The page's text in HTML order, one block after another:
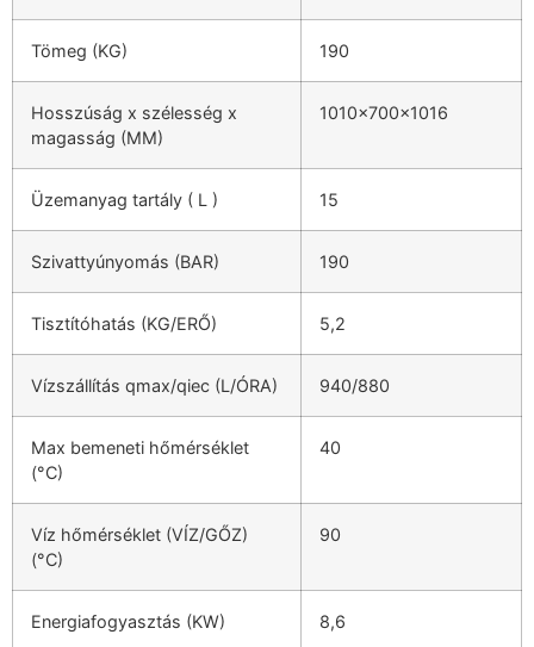
Tömeg (KG) 190
Hosszúság x szélesség x
magasság (MM)
1010x700x1016
Üzemanyag tartály ( L ) 15
Szivattyúnyomás (BAR) 190
Tisztítóhatás (KG/ERŐ) 5,2
Vízszállítás qmax/qiec (L/ÓRA) 940/880
Max bemeneti hőmérséklet
(°C)
40
Víz hőmérséklet (VÍZ/GŐZ)
(°C)
90
Energiafogyasztás (KW) 8,6